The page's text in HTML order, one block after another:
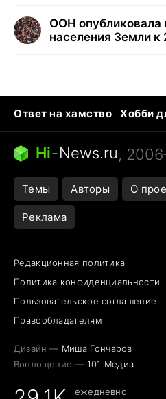
ООН опубликовала
населения Земли к
Ответ на хамство
Хобби
Бензин 100 и 95
Тунцы в
Следующая пандемия
Hi-News.ru,
Темы Авторы О
Реклама
Редакционная политика
Политика конфиденциальности
Пользовательское соглашение
Правообладателям
Дизайн — Миша Гончаров
Воплощение — 101 Медиа
ежедневно